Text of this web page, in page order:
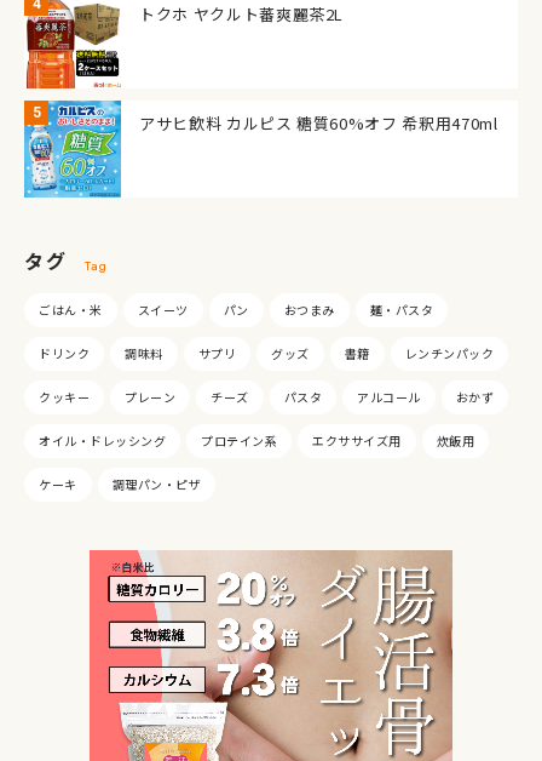
トクホ ヤクルト蕃爽麗茶2L
アサヒ飲料 カルピス 糖質60%オフ 希釈用470ml
タグ Tag
ごはん・米 スイーツ パン おつまみ 麺・パスタ
ドリンク 調味料 サプリ グッズ 書籍 レンチンパック
クッキー プレーン チーズ パスタ アルコール おかず
オイル・ドレッシング プロテイン系 エクササイズ用 炊飯用
ケーキ 調理パン・ピザ